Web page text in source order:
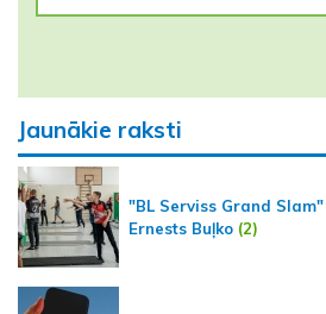
Jaunākie raksti
"BL Serviss Grand
Ernests Buļko (2)